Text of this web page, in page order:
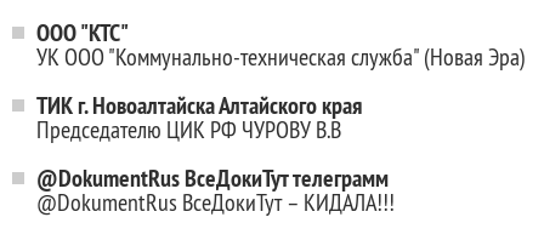
ООО "КТС"
УК ООО "Коммунально-техническая служба" (Новая Эра)
ТИК г. Новоалтайска Алтайского края
Председателю ЦИК РФ ЧУРОВУ В.В
@DokumentRus ВсеДокиТут телеграмм
@DokumentRus ВсеДокиТут – КИДАЛА!!!